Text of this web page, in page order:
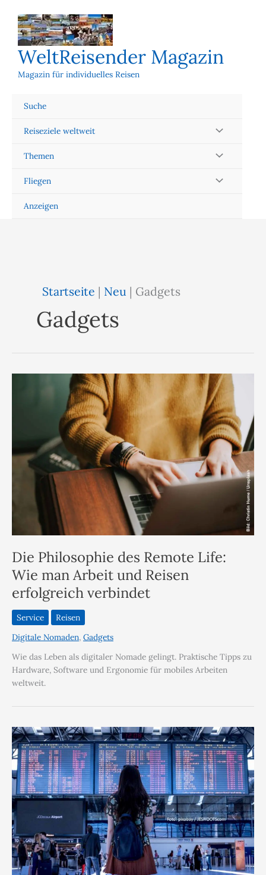
Inhalt
springen
WeltReisender Magazin
Magazin für individuelles Reisen
Suche
Reiseziele weltweit
Themen
Fliegen
Anzeigen
Startseite | Neu | Gadgets
Gadgets
Die Philosophie des Remote Life:
Wie man Arbeit und Reisen
erfolgreich verbindet
Service
Reisen
Digitale Nomaden, Gadgets
Wie das Leben als digitaler Nomade gelingt. Praktische Tipps zu
Hardware, Software und Ergonomie für mobiles Arbeiten
weltweit.